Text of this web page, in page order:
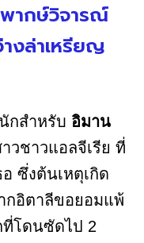
ากษ์วิจารณ์
างล่าเหรียญ
กสำหรับ อิมาน
วชาวแอลจีเรีย ที่
ซึ่งต้นเหตุเกิด
กอิตาลีขอยอมแพ้
ที่โดนซัดไป 2